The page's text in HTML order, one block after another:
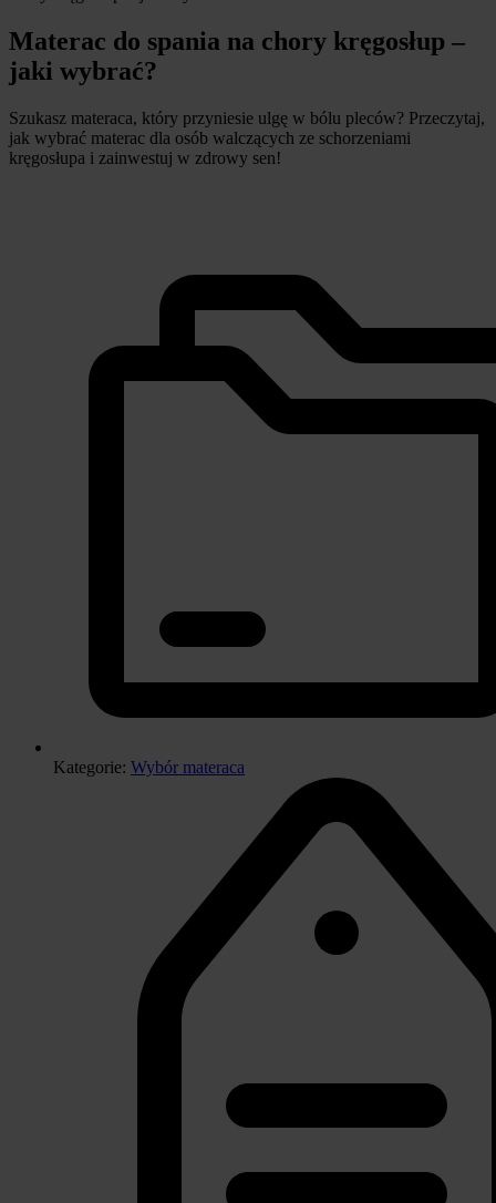
Materac do spania na chory kręgosłup –
jaki wybrać?
Szukasz materaca, który przyniesie ulgę w bólu pleców? Przeczytaj,
jak wybrać materac dla osób walczących ze schorzeniami
kręgosłupa i zainwestuj w zdrowy sen!
Kategorie: Wybór materaca